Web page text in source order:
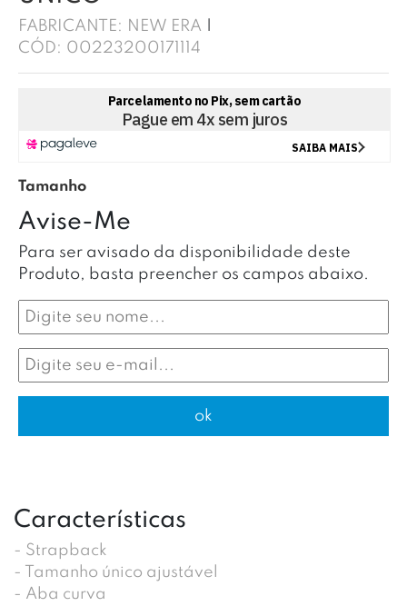
FABRICANTE: NEW ERA
CÓD: 00223200171114
Tamanho
Avise-Me
Para ser avisado da disponibilidade deste
Produto, basta preencher os campos abaixo.
Características
- Strapback
- Tamanho único ajustável
- Aba curva